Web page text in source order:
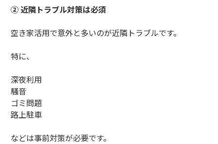
② 近隣トラブル対策は必須
空き家活用で意外と多いのが近隣トラブルです。
特に、
深夜利用
騒音
ゴミ問題
路上駐車
などは事前対策が必要です。